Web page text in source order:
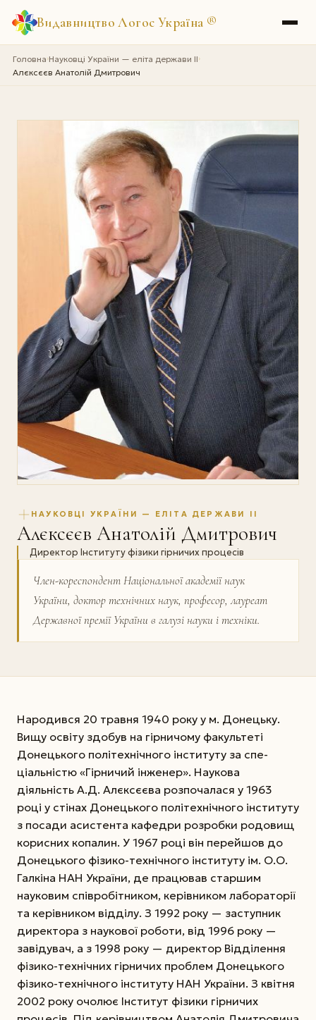
Видавництво Логос Україна ®
Головна›Науковці України — еліта держави II›
Алєксєєв Анатолій Дмитрович
НАУКОВЦІ УКРАЇНИ — ЕЛІТА ДЕРЖАВИ II
Алєксєєв Анатолій Дмитрович
Директор Інституту фізики гірничих процесів
Член-кореспондент Національної академії наук
України, доктор технічних наук, професор, лауреат
Державної премії України в галузі науки і техніки.
Народився 20 травня 1940 року у м. Донецьку.
Вищу освіту здобув на гірничому факультеті
Донецького політехнічного інституту за спе­
ціальністю «Гірничий інженер». Наукова
діяльність А.Д. Алєксєєва розпочалася у 1963
році у стінах Донецького політехнічного інституту
з посади асистента кафедри розробки родовищ
корисних копалин. У 1967 році він перейшов до
Донецького фізико-технічного інституту ім. О.О.
Галкіна НАН України, де працював старшим
науковим співробітником, керівником лабораторії
та керівником відділу. З 1992 року — заступник
директора з наукової роботи, від 1996 року —
завідувач, а з 1998 року — директор Відділення
фізико-технічних гірничих проблем Донецького
фізико-технічного інституту НАН України. З квітня
2002 року очолює Інститут фізики гірничих